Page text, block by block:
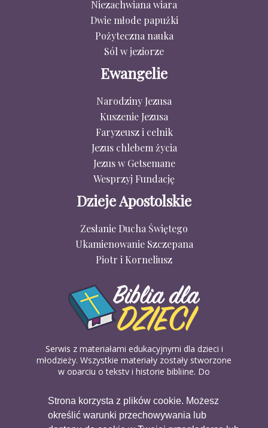
Strona korzysta z plików cookie. Możesz
określić warunki przechowywania lub
Niezachwiana wiara
Dwie młode papużki
Pożyteczna nauka
Sól w jeziorze
Ewangelie
Narodziny Jezusa
Kuszenie Jezusa
Faryzeusz i celnik
Jezus chlebem życia
Jezus w Getsemane
Wesprzyj Fundację
Dzieje Apostolskie
Zesłanie Ducha Świętego
Ukamienowanie Szczepana
Piotr i Korneliusz
Serwis z materiałami edukacyjnymi dla dzieci i
młodzieży. Wszystkie materiały zostały stworzone
w oparciu o teksty i historie biblijne. Do
biblijnych. Można je pobierać, drukować i
udostępniać bez żadnych opłat. Materiałów
dostępnych na serwisie nie można wykorzystywać